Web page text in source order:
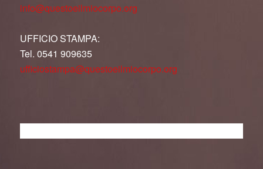
info@questoeilmiocorpo.org
UFFICIO STAMPA:
Tel. 0541 909635
ufficiostampa@questoeilmiocorpo.org